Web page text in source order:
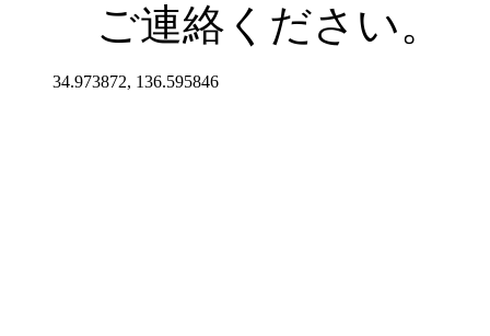
ご連絡ください。
34.973872, 136.595846